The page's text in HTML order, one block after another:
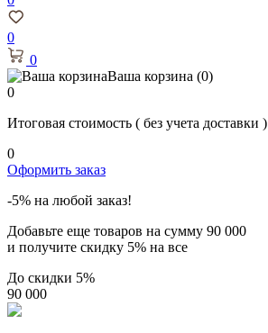
0
0
Ваша корзина (0)
0
Итоговая стоимость ( без учета доставки )
0
Оформить заказ
-5% на любой заказ!
Добавьте еще товаров на сумму 90 000
и получите скидку 5% на все
До скидки 5%
90 000